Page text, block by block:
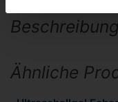
Beschreibung
Ähnliche